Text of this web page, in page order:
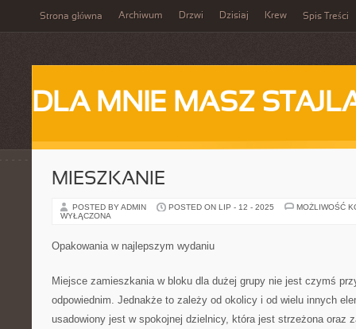
Strona główna Archiwum Drzwi Dzisiaj Krew Spis Treści
DLA MNIE MASZ
MIESZKANIE
POSTED BY ADMIN POSTED ON LIP - 12 - 2025
MOŻLIWOŚĆ
WYŁĄCZONA
Opakowania w najlepszym wydaniu
Miejsce zamieszkania w bloku dla dużej grupy nie jest czymś
odpowiednim. Jednakże to zależy od okolicy i od wielu innych
usadowiony jest w spokojnej dzielnicy, która jest strzeżona oraz